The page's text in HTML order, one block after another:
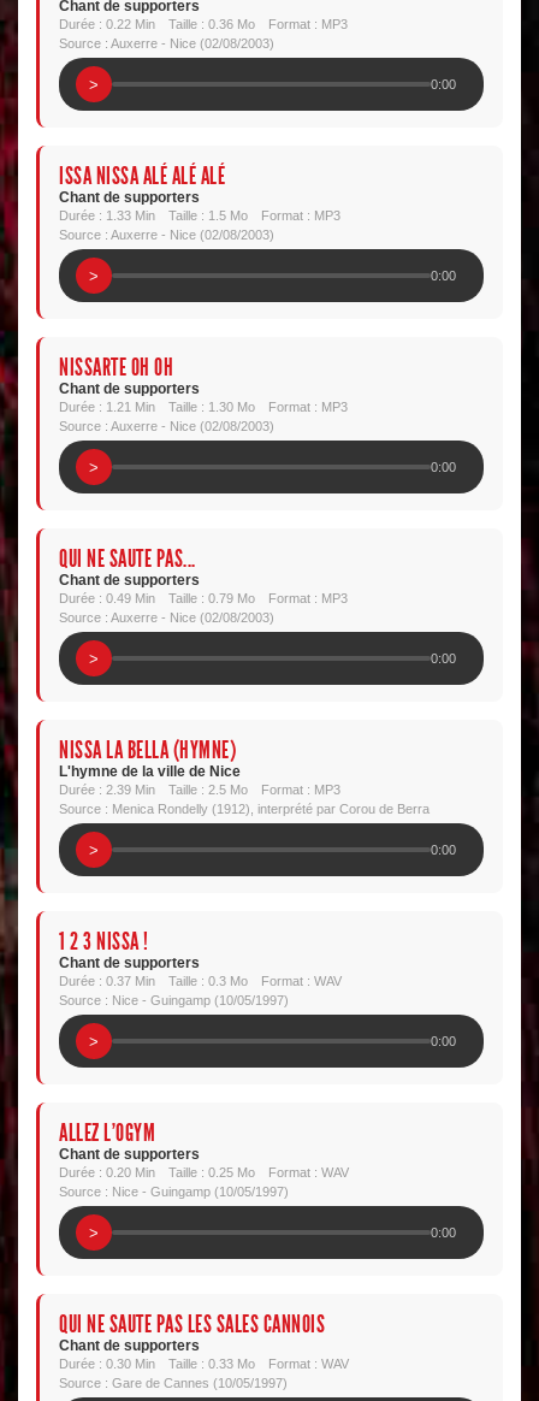
Chant de supporters
Durée : 0.22 Min Taille : 0.36 Mo
Format : MP3
Source : Auxerre - Nice (02/08/2003)
> 0:00
ISSA NISSA ALÉ ALÉ ALÉ
Chant de supporters
Durée : 1.33 Min Taille : 1.5 Mo
Format : MP3
Source : Auxerre - Nice (02/08/2003)
> 0:00
NISSARTE OH OH
Chant de supporters
Durée : 1.21 Min Taille : 1.30 Mo
Format : MP3
Source : Auxerre - Nice (02/08/2003)
> 0:00
QUI NE SAUTE PAS...
Chant de supporters
Durée : 0.49 Min Taille : 0.79 Mo
Format : MP3
Source : Auxerre - Nice (02/08/2003)
> 0:00
NISSA LA BELLA (HYMNE)
L'hymne de la ville de Nice
Durée : 2.39 Min Taille : 2.5 Mo
Format : MP3
Source : Menica Rondelly (1912), interprété par Corou de Berra
> 0:00
1 2 3 NISSA !
Chant de supporters
Durée : 0.37 Min Taille : 0.3 Mo
Format : WAV
Source : Nice - Guingamp (10/05/1997)
> 0:00
ALLEZ L'OGYM
Chant de supporters
Durée : 0.20 Min Taille : 0.25 Mo
Format : WAV
Source : Nice - Guingamp (10/05/1997)
> 0:00
QUI NE SAUTE PAS LES SALES CANNOIS
Chant de supporters
Durée : 0.30 Min Taille : 0.33 Mo
Format : WAV
Source : Gare de Cannes (10/05/1997)